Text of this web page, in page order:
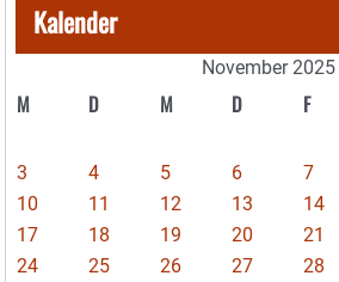
Kalender
November 2025
M D M D F
3
4 5 6 7
10
11 12 13 14
17
18 19 20 21
24
25 26 27 28